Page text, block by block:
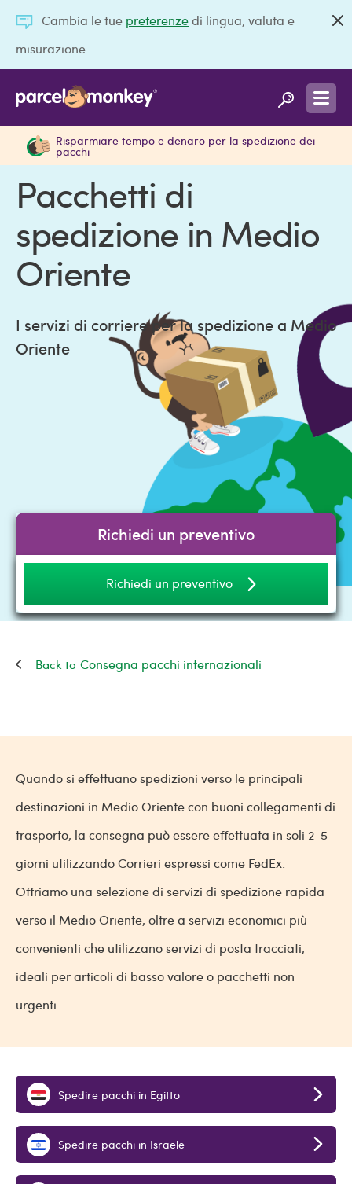
Cambia le tue preferenzedi lingua, valuta e
misurazione.
Risparmiare tempo e denaro per la spedizione dei
pacchi
Tariffe scontate con i corrieri
premium
Confrontate prezzi e servizi per oltre 240
destinazioni
Pacchetti di
spedizione in Medio
Oriente
I servizi di corriere per la spedizione a Medio
Oriente
Richiedi un preventivo
Richiedi un preventivo
Consegna pacchi internazionali
Quando si effettuano spedizioni verso le principali
destinazioni in Medio Oriente con buoni collegamenti di
trasporto, la consegna può essere effettuata in soli 2-5
giorni utilizzando Corrieri espressi come FedEx.
Offriamo una selezione di servizi di spedizione rapida
verso il Medio Oriente, oltre a servizi economici più
convenienti che utilizzano servizi di posta tracciati,
ideali per articoli di basso valore o pacchetti non
urgenti.
Spedire pacchi in Egitto
Spedire pacchi in Israele